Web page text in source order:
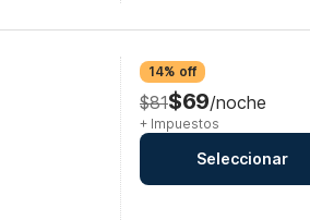
14% off
$81$69/noche
+ Impuestos
Seleccionar